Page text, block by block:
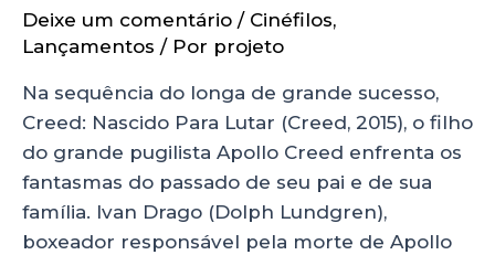
Deixe um comentário / Cinéfilos,
Lançamentos / Por projeto
Na sequência do longa de grande sucesso,
Creed: Nascido Para Lutar (Creed, 2015), o filho
do grande pugilista Apollo Creed enfrenta os
fantasmas do passado de seu pai e de sua
família. Ivan Drago (Dolph Lundgren),
boxeador responsável pela morte de Apollo